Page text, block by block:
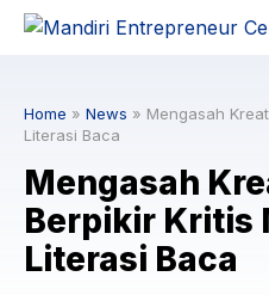
Skip
Home » News » Mengasah
Literasi Baca
Mengasah
Berpikir Kritis
Literasi Baca